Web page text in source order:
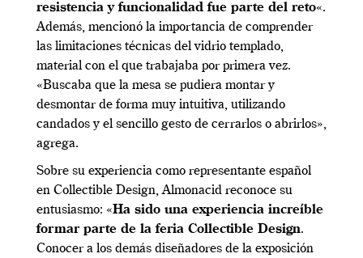
resistencia y funcionalidad fue parte del reto«.
Además, mencionó la importancia de comprender
las limitaciones técnicas del vidrio templado,
material con el que trabajaba por primera vez.
«Buscaba que la mesa se pudiera montar y
desmontar de forma muy intuitiva, utilizando
candados y el sencillo gesto de cerrarlos o abrirlos»,
agrega.
Sobre su experiencia como representante español
en Collectible Design, Almonacid reconoce su
entusiasmo: «Ha sido una experiencia increíble
formar parte de la feria Collectible Design.
Conocer a los demás diseñadores de la exposición